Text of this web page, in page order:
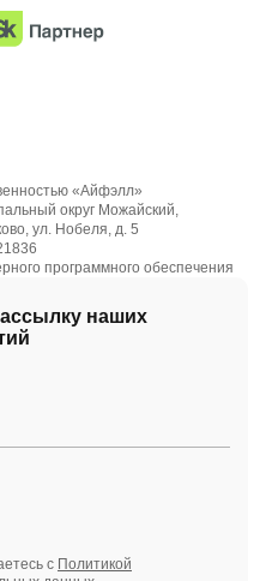
наших
с Политикой
«Айфэлл»
округ Можайский,
ул. Нобеля, д. 5
программного обеспечения